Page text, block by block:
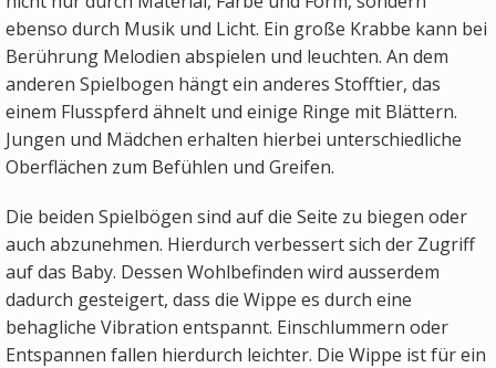
ebenso durch Musik und Licht. Ein große Krabbe kann bei
Berührung Melodien abspielen und leuchten. An dem
anderen Spielbogen hängt ein anderes Stofftier, das
einem Flusspferd ähnelt und einige Ringe mit Blättern.
Jungen und Mädchen erhalten hierbei unterschiedliche
Oberflächen zum Befühlen und Greifen.
Die beiden Spielbögen sind auf die Seite zu biegen oder
auch abzunehmen. Hierdurch verbessert sich der Zugriff
auf das Baby. Dessen Wohlbefinden wird ausserdem
dadurch gesteigert, dass die Wippe es durch eine
behagliche Vibration entspannt. Einschlummern oder
Entspannen fallen hierdurch leichter. Die Wippe ist für ein